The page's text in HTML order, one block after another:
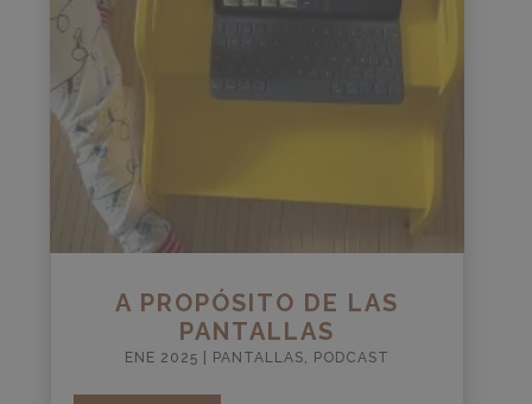
A PROPÓSITO DE LAS
PANTALLAS
ENE 2025 PANTALLAS PODCAST